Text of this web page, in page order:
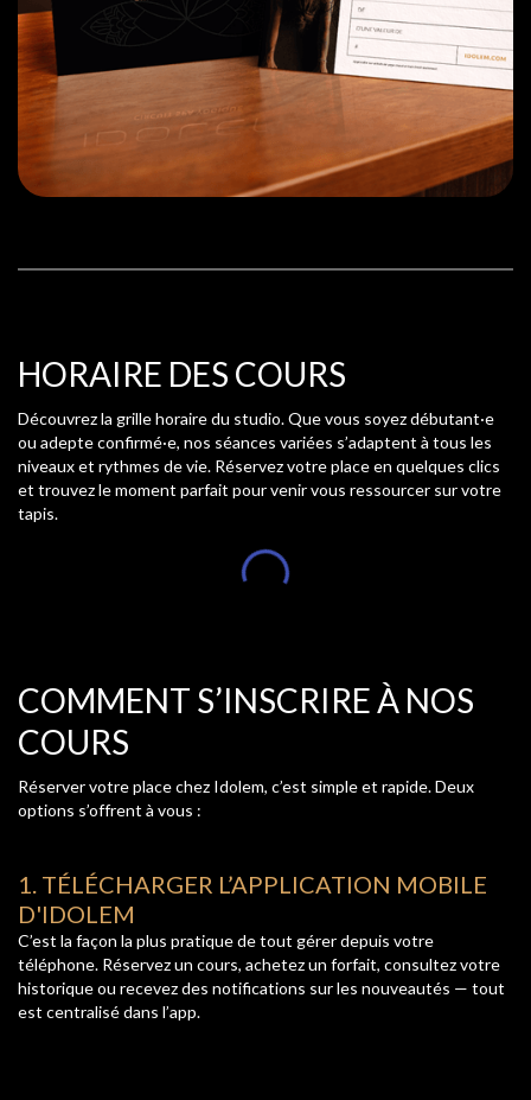
HORAIRE DES COURS
Découvrez la grille horaire du studio. Que vous soyez débutant·e
ou adepte confirmé·e, nos séances variées s’adaptent à tous les
niveaux et rythmes de vie. Réservez votre place en quelques clics
et trouvez le moment parfait pour venir vous ressourcer sur votre
tapis.
COMMENT S’INSCRIRE À NOS
COURS
Réserver votre place chez Idolem, c’est simple et rapide. Deux
options s’offrent à vous :
1. TÉLÉCHARGER L’APPLICATION MOBILE
D'IDOLEM
C’est la façon la plus pratique de tout gérer depuis votre
téléphone. Réservez un cours, achetez un forfait, consultez votre
historique ou recevez des notifications sur les nouveautés — tout
est centralisé dans l’app.